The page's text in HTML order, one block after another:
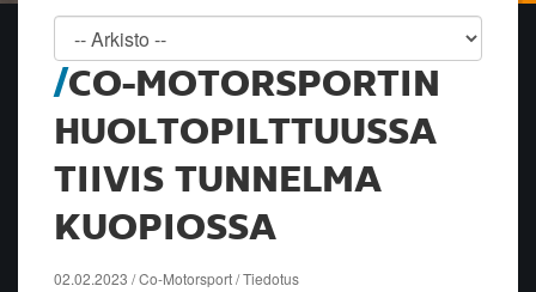
CO-MOTORSPORTIN
HUOLTOPILTTUUSSA
TIIVIS TUNNELMA
KUOPIOSSA
02.02.2023 / Co-Motorsport / Tiedotus